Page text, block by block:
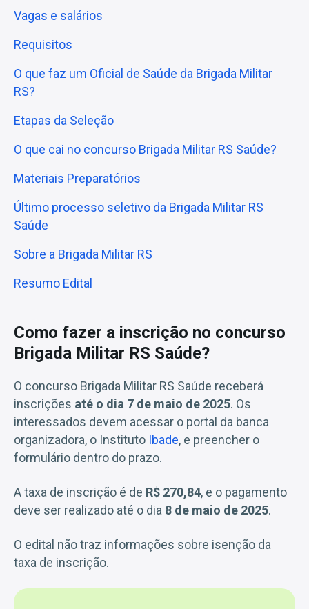
Vagas e salários
Requisitos
O que faz um Oficial de Saúde da Brigada Militar
RS?
Etapas da Seleção
O que cai no concurso Brigada Militar RS Saúde?
Materiais Preparatórios
Último processo seletivo da Brigada Militar RS
Saúde
Sobre a Brigada Militar RS
Resumo Edital
Como fazer a inscrição no concurso
Brigada Militar RS Saúde?
O concurso Brigada Militar RS Saúde receberá
inscrições até o dia 7 de maio de 2025. Os
interessados devem acessar o portal da banca
organizadora, o Instituto Ibade, e preencher o
formulário dentro do prazo.
A taxa de inscrição é de R$ 270,84, e o pagamento
deve ser realizado até o dia 8 de maio de 2025.
O edital não traz informações sobre isenção da
taxa de inscrição.